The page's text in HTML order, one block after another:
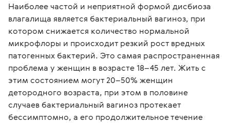
Наиболее частой и неприятной формой дисбиоза
влагалища является бактериальный вагиноз, при
котором снижается количество нормальной
микрофлоры и происходит резкий рост вредных
патогенных бактерий. Это самая распространенная
проблема у женщин в возрасте 18–45 лет. Жить с
этим состоянием могут 20–50% женщин
детородного возраста, при этом в половине
случаев бактериальный вагиноз протекает
бессимптомно, а его продолжительное течение